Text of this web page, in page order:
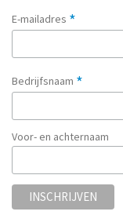
E-mailadres *
Bedrijfsnaam *
Voor- en achternaam